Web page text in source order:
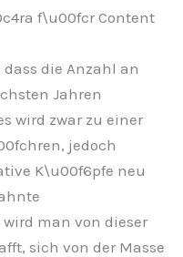
f\u00fcr Content
die Anzahl an
Jahren
wird zwar zu einer
jedoch
K\u00f6pfe neu
man von dieser
sich von der Masse